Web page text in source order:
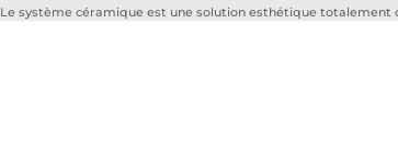
Le système céramique est une solution esthétique totalement